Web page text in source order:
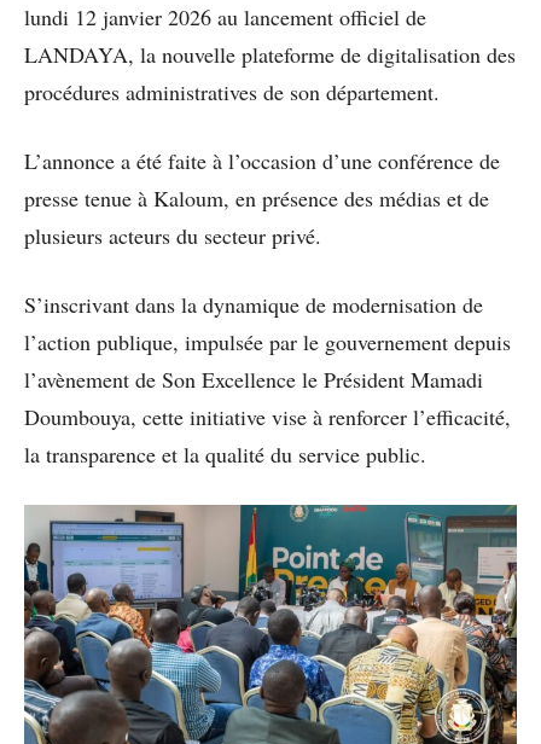
lundi 12 janvier 2026 au lancement officiel de
LANDAYA, la nouvelle plateforme de digitalisation des
procédures administratives de son département.
L’annonce a été faite à l’occasion d’une conférence de
presse tenue à Kaloum, en présence des médias et de
plusieurs acteurs du secteur privé.
S’inscrivant dans la dynamique de modernisation de
l’action publique, impulsée par le gouvernement depuis
l’avènement de Son Excellence le Président Mamadi
Doumbouya, cette initiative vise à renforcer l’efficacité,
la transparence et la qualité du service public.